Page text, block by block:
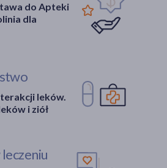
do Apteki
dla
leków.
i ziół